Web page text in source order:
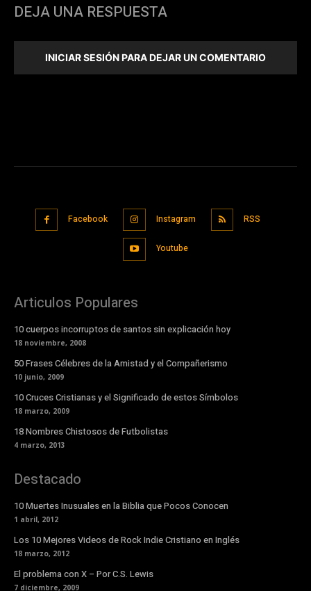
DEJA UNA RESPUESTA
INICIAR SESIÓN PARA DEJAR UN COMENTARIO
Facebook Instagram RSS
Youtube
Articulos Populares
10 cuerpos incorruptos de santos sin explicación hoy
18 noviembre, 2008
50 Frases Célebres de la Amistad y el Compañerismo
10 junio, 2009
10 Cruces Cristianas y el Significado de estos Símbolos
18 marzo, 2009
18 Nombres Chistosos de Futbolistas
4 marzo, 2013
Destacado
10 Muertes Inusuales en la Biblia que Pocos Conocen
1 abril, 2012
Los 10 Mejores Videos de Rock Indie Cristiano en Inglés
18 marzo, 2012
El problema con X – Por C.S. Lewis
7 diciembre, 2009